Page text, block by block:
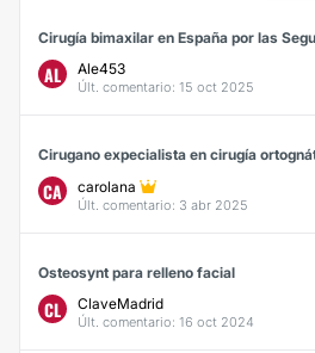
Cirugía bimaxilar en España por las
AL Ale453
Últ. comentario: 15 oct 2025
Cirugano expecialista en cirugía
CA carolana
Últ. comentario: 3 abr 2025
Osteosynt para relleno facial
CL ClaveMadrid
Últ. comentario: 16 oct 2024